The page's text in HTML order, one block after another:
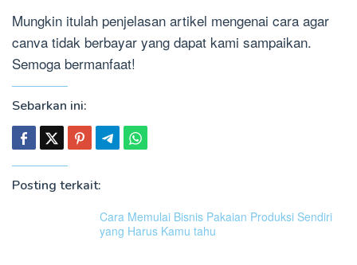
Mungkin itulah penjelasan artikel mengenai cara agar
canva tidak berbayar yang dapat kami sampaikan.
Semoga bermanfaat!
Sebarkan ini:
Posting terkait:
Cara Memulai Bisnis Pakaian Produksi Sendiri
yang Harus Kamu tahu